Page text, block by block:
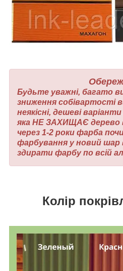
Будьте уважні, багато
зниження собівартості
неякісні, дешеві
яка НЕ ЗАХИЩАЄ дерево
через 1-2 роки фарба
фарбування у новий шар
здирати фарбу по всій
Колір